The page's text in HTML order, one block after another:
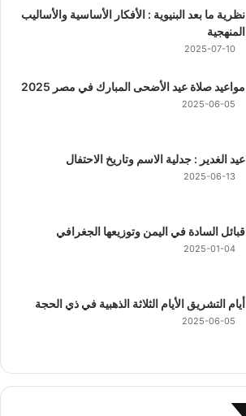
نظرية ما بعد البنيوية : الأفكار الأساسية والأساليب
المنهجية
2025-07-10
مواعيد صلاة عيد الأضحى المبارك في مصر 2025
2025-06-05
عيد الغدير : جدلية الاسم وتاريخ الاحتفال
2025-06-13
قبائل السادة في اليمن وتوزيعها الجغرافي
2025-01-04
أيام التشريق الأيام الثلاثة الذهبية في ذي الحجة
2025-06-05